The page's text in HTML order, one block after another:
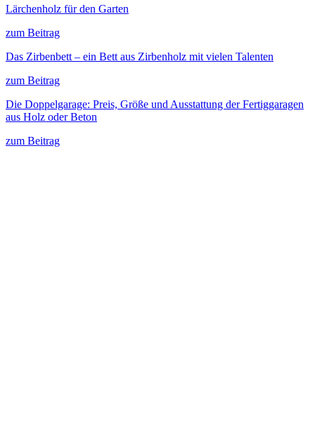
Lärchenholz für den Garten
zum Beitrag
Das Zirbenbett – ein Bett aus Zirbenholz mit vielen Talenten
zum Beitrag
Die Doppelgarage: Preis, Größe und Ausstattung der Fertiggaragen
aus Holz oder Beton
zum Beitrag